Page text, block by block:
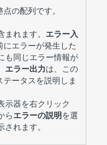
の配列です。
れます。 エラー入
にエラーが発生した
も同じエラー情報が
エラー出力は、この
ータスを説明しま
示器を右クリック
らエラーの説明を選
れます。